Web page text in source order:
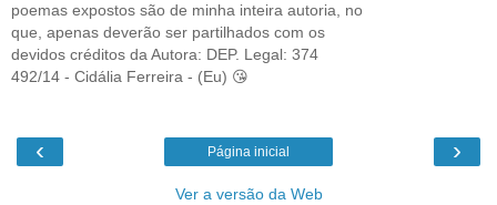
poemas expostos são de minha inteira autoria, no
que, apenas deverão ser partilhados com os
devidos créditos da Autora: DEP. Legal: 374
492/14 - Cidália Ferreira - (Eu) 😘
‹ ›
Página inicial
Ver a versão da Web